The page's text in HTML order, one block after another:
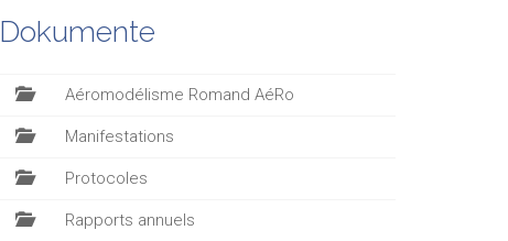
Dokumente
Aéromodélisme Romand AéRo
Manifestations
Protocoles
Rapports annuels